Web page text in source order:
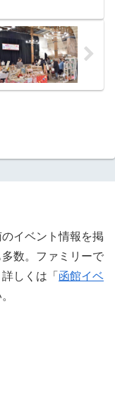
イベント情報を掲
数。ファミリーで
しくは「 函館イベ